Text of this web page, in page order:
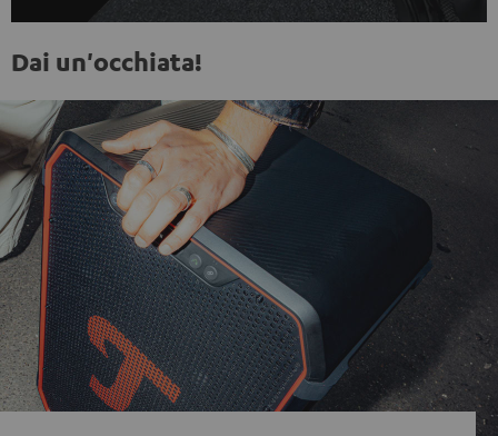
Dai un'occhiata!